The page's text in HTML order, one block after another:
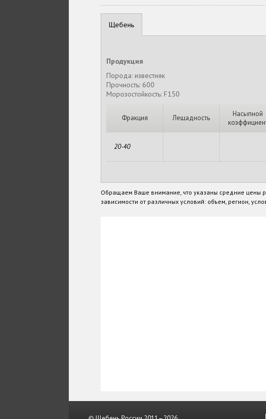
Щебень
Продукция
Порода: известняк
Прочность: 600
Морозостойкость: F150
Фракция Лещадность
Насыпной
20-40
Обращаем Ваше внимание, что указаны средние цены
зависимости от различных условий: объем, регион,